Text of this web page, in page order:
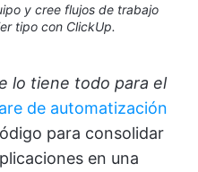
y cree flujos de trabajo
tipo con ClickUp.
lo tiene todo para el
de automatización
para consolidar
en una